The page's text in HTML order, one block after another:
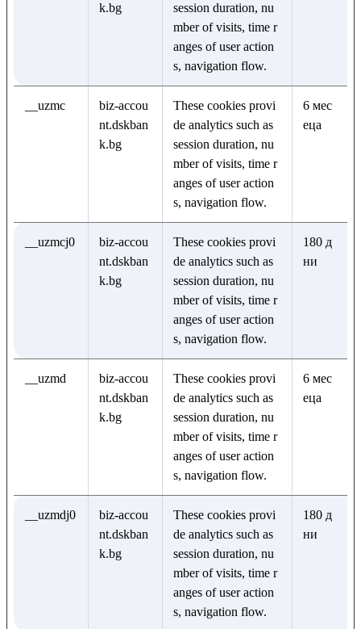
k.bg
session duration, nu
mber of visits, time r
anges of user action
s, navigation flow.
__uzmc
biz-accou
nt.dskban
k.bg
These cookies provi
de analytics such as
session duration, nu
mber of visits, time r
anges of user action
s, navigation flow.
6 мес
еца
__uzmcj0
biz-accou
nt.dskban
k.bg
These cookies provi
de analytics such as
session duration, nu
mber of visits, time r
anges of user action
s, navigation flow.
180 д
ни
__uzmd
biz-accou
nt.dskban
k.bg
These cookies provi
de analytics such as
session duration, nu
mber of visits, time r
anges of user action
s, navigation flow.
6 мес
еца
__uzmdj0
biz-accou
nt.dskban
k.bg
These cookies provi
de analytics such as
session duration, nu
mber of visits, time r
anges of user action
s, navigation flow.
180 д
ни